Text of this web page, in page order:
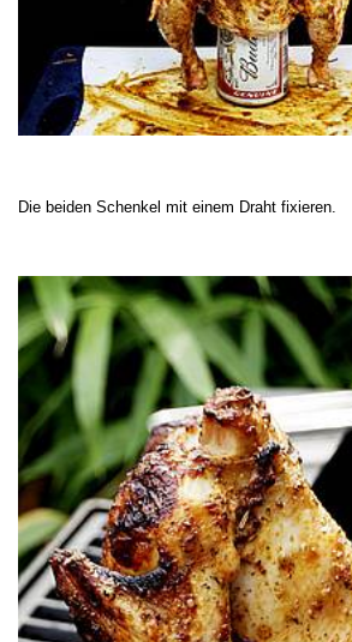
Die beiden Schenkel mit einem Draht fixieren.